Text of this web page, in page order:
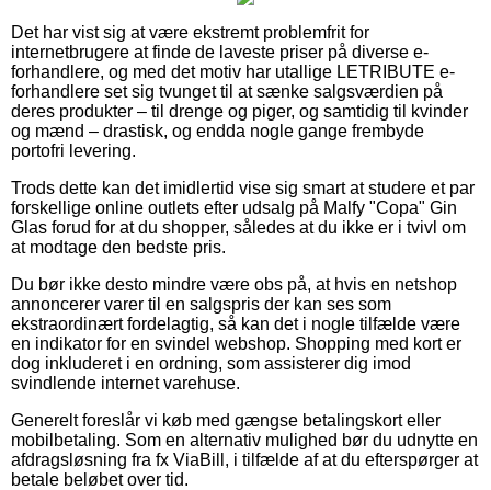
Det har vist sig at være ekstremt problemfrit for
internetbrugere at finde de laveste priser på diverse e-
forhandlere, og med det motiv har utallige LETRIBUTE e-
forhandlere set sig tvunget til at sænke salgsværdien på
deres produkter – til drenge og piger, og samtidig til kvinder
og mænd – drastisk, og endda nogle gange frembyde
portofri levering.
Trods dette kan det imidlertid vise sig smart at studere et par
forskellige online outlets efter udsalg på Malfy "Copa" Gin
Glas forud for at du shopper, således at du ikke er i tvivl om
at modtage den bedste pris.
Du bør ikke desto mindre være obs på, at hvis en netshop
annoncerer varer til en salgspris der kan ses som
ekstraordinært fordelagtig, så kan det i nogle tilfælde være
en indikator for en svindel webshop. Shopping med kort er
dog inkluderet i en ordning, som assisterer dig imod
svindlende internet varehuse.
Generelt foreslår vi køb med gængse betalingskort eller
mobilbetaling. Som en alternativ mulighed bør du udnytte en
afdragsløsning fra fx ViaBill, i tilfælde af at du efterspørger at
betale beløbet over tid.